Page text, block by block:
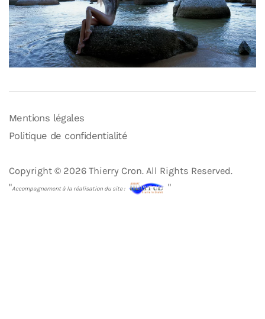
Mentions légales
Politique de confidentialité
Copyright © 2026 Thierry Cron. All Rights Reserved.
"Accompagnement à la réalisation du site : "